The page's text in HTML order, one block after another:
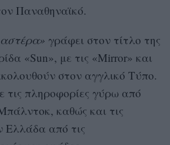
Παναθηναϊκό.
γράφει στον τίτλο της
«Sun», με τις «Mirror» και
στον αγγλικό Τύπο.
τις πληροφορίες γύρω από
καθώς και τις
Ελλάδα από τις